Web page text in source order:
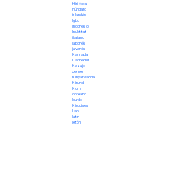
Hiri Motu
húngaro
islandés
Igbo
indonesio
Inuktitut
italiano
japonés
javanés
Kannada
Cachemir
Kazajo
Jemer
Kinyarwanda
Kirundi
Komi
coreano
kurdo
Kirguises
Lao
latín
letón